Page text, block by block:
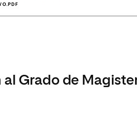
al Grado de